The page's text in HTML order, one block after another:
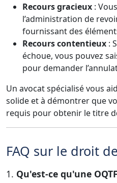
Recours gracieux :
l’administration de
fournissant des
Recours contentieux :
échoue, vous pouvez
pour demander
Un avocat spécialisé vous
solide et à démontrer que
requis pour obtenir le titre
FAQ sur le droit
1. Qu'est-ce qu'une